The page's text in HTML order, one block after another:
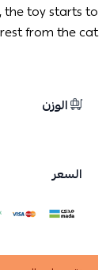
the toy starts to
from the cat.
الوزن
السعر